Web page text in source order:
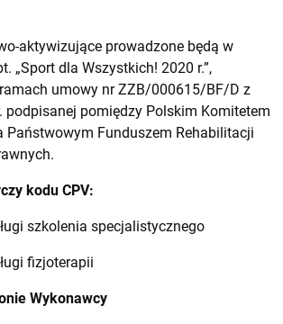
aktywizujące prowadzone będą w
„Sport dla Wszystkich! 2020 r.”,
umowy nr ZZB/000615/BF/D z
podpisanej pomiędzy Polskim Komitetem
Państwowym Funduszem Rehabilitacji
kodu CPV:
szkolenia specjalistycznego
fizjoterapii
Wykonawcy